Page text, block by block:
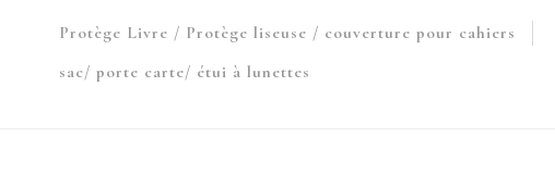
Protège Livre / Protège liseuse / couverture pour cahiers
sac/ porte carte/ étui à lunettes